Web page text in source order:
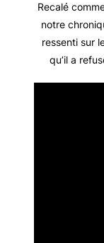
Recalé
notre
ressenti sur
qu’il a